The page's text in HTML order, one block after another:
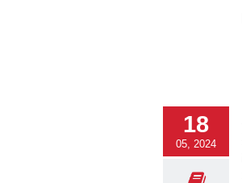
18
05, 2024